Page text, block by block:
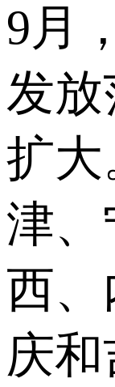
9月
发放
扩大
津
西
庆